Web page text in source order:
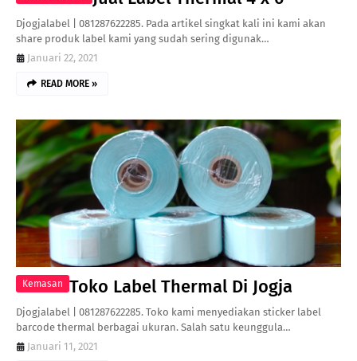
Djogjalabel | 081287622285. Pada artikel singkat kali ini kami akan
share produk label kami yang sudah sering digunak…
Januari 22, 2021
READ MORE »
Kemasan Toko Label Thermal Di Jogja
Djogjalabel | 081287622285. Toko kami menyediakan sticker label
barcode thermal berbagai ukuran. Salah satu keunggula…
Januari 11, 2021